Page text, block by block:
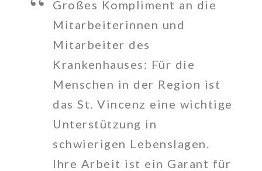
Großes Kompliment an die
Mitarbeiterinnen und
Mitarbeiter des
Krankenhauses: Für die
Menschen in der Region ist
das St. Vincenz eine wichtige
Unterstützung in
schwierigen Lebenslagen.
Ihre Arbeit ist ein Garant für